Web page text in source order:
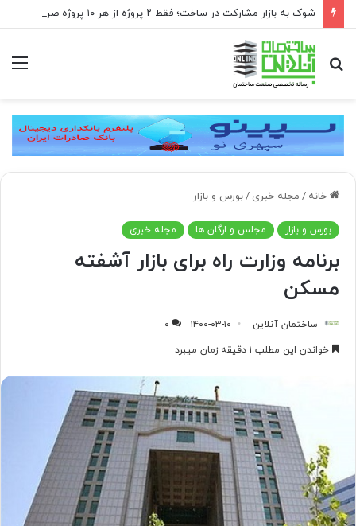
جستجو
برای
خانه / مجله خبری /بورس و بازار
بورس و بازار مجلس و ارگان ها مجله خبری
برنامه وزارت راه برای بازار آشفته
مسکن
ساختمان آنلاین ۱۴۰۰-۰۳-۱۰
۰
خواندن این مطلب ۱ دقیقه زمان میبرد